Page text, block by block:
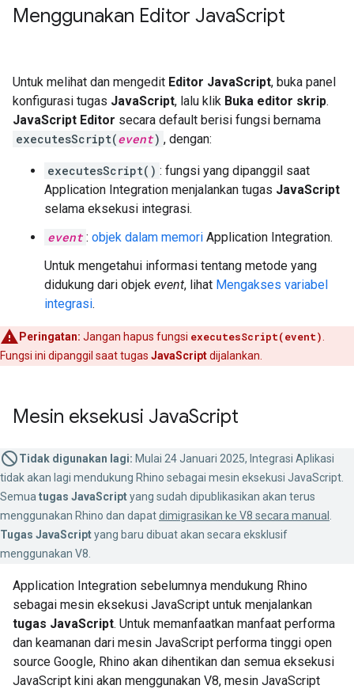
Menggunakan Editor JavaScript
Untuk melihat dan mengedit Editor JavaScript, buka panel
konfigurasi tugas JavaScript, lalu klik Buka editor skrip.
JavaScript Editor secara default berisi fungsi bernama
executesScript(event) , dengan:
executesScript() : fungsi yang dipanggil saat
Application Integration menjalankan tugas JavaScript
selama eksekusi integrasi.
event : objek dalam memori Application Integration.
Untuk mengetahui informasi tentang metode yang
didukung dari objek event, lihat Mengakses variabel
integrasi.
Peringatan: Jangan hapus fungsi executesScript(event)
Fungsi ini dipanggil saat tugas JavaScriptdijalankan.
Mesin eksekusi JavaScript
Tidak digunakan lagi: Mulai 24 Januari 2025, Integrasi Aplikasi
tidak akan lagi mendukung Rhino sebagai mesin eksekusi JavaScript.
Semua tugas JavaScriptyang sudah dipublikasikan akan terus
menggunakan Rhino dan dapatdimigrasikan ke V8 secara manual
Tugas JavaScriptyang baru dibuat akan secara eksklusif
menggunakan V8.
Application Integration sebelumnya mendukung Rhino
sebagai mesin eksekusi JavaScript untuk menjalankan
tugas JavaScript. Untuk memanfaatkan manfaat performa
dan keamanan dari mesin JavaScript performa tinggi open
source Google, Rhino akan dihentikan dan semua eksekusi
JavaScript kini akan menggunakan V8, mesin JavaScript